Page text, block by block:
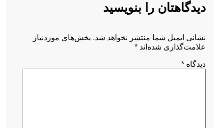
دیدگاهتان را بنویسید
نشانی ایمیل شما منتشر نخواهد شد. بخش‌های موردنیاز
علامت‌گذاری شده‌اند *
دیدگاه *